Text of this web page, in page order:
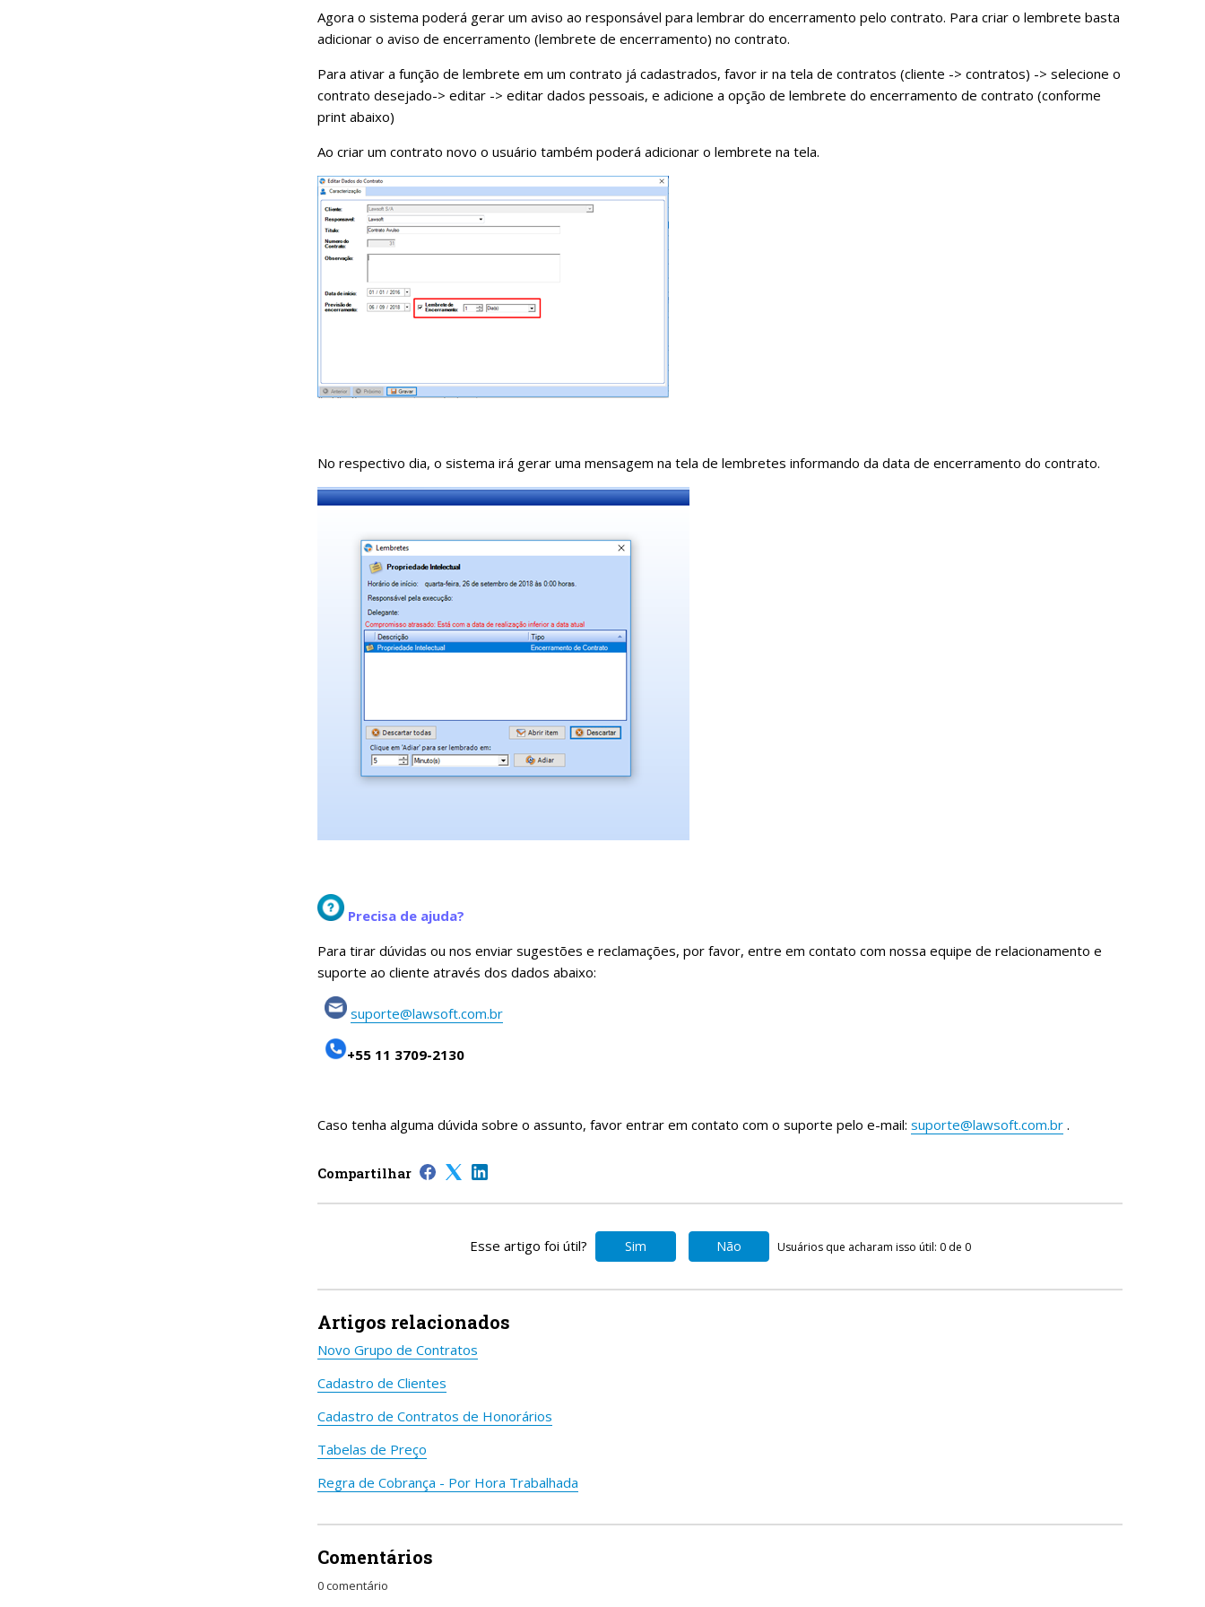
Agora o sistema poderá gerar um aviso ao responsável para lembrar do encerramento pelo contrato. Para criar o lembrete basta
adicionar o aviso de encerramento (lembrete de encerramento) no contrato.
Para ativar a função de lembrete em um contrato já cadastrados, favor ir na tela de contratos (cliente -> contratos) -> selecione o
contrato desejado-> editar -> editar dados pessoais, e adicione a opção de lembrete do encerramento de contrato (conforme
print abaixo)
Ao criar um contrato novo o usuário também poderá adicionar o lembrete na tela.
No respectivo dia, o sistema irá gerar uma mensagem na tela de lembretes informando da data de encerramento do contrato.
Precisa de ajuda?
Para tirar dúvidas ou nos enviar sugestões e reclamações, por favor, entre em contato com nossa equipe de relacionamento e
suporte ao cliente através dos dados abaixo:
suporte@lawsoft.com.br
+55 11 3709-2130
Caso tenha alguma dúvida sobre o assunto, favor entrar em contato com o suporte pelo e-mail: suporte@lawsoft.com.br .
Compartilhar
Esse artigo foi útil? Sim Não Usuários que acharam isso útil: 0 de 0
Artigos relacionados
Novo Grupo de Contratos
Cadastro de Clientes
Cadastro de Contratos de Honorários
Tabelas de Preço
Regra de Cobrança - Por Hora Trabalhada
Comentários
0 comentário